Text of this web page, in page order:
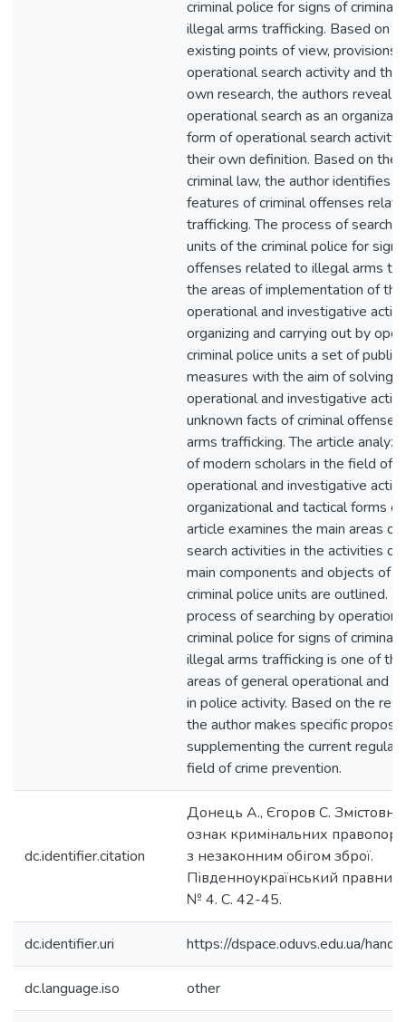
criminal police for signs of
illegal arms trafficking. Based on
existing points of view, provisions
operational search activity and
own research, the authors reveal
operational search as an
form of operational search
their own definition. Based on the
criminal law, the author identifies
features of criminal offenses
trafficking. The process of
units of the criminal police for
offenses related to illegal arms
the areas of implementation of
operational and investigative
organizing and carrying out by
criminal police units a set of public
measures with the aim of solving
operational and investigative
unknown facts of criminal
arms trafficking. The article
of modern scholars in the field of
operational and investigative
organizational and tactical forms
article examines the main areas of
search activities in the activities of
main components and objects of
criminal police units are outlined.
process of searching by
criminal police for signs of
illegal arms trafficking is one of
areas of general operational and
in police activity. Based on the
the author makes specific
supplementing the current
field of crime prevention.
dc.identifier.citation
Донець А., Єгоров С.
ознак кримінальних
з незаконним обігом зброї.
Південноукраїнський
№ 4. С. 42-45.
dc.identifier.uri https://dspace.oduvs.edu.ua/
dc.language.iso other